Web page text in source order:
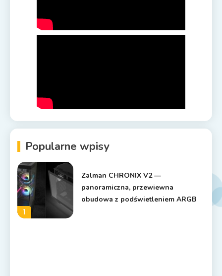
Popularne wpisy
1
Zalman CHRONIX V2 —
panoramiczna, przewiewna
obudowa z podświetleniem ARGB